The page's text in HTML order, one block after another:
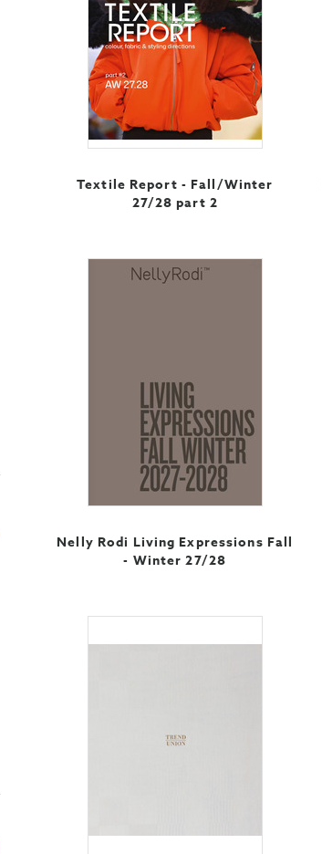
Textile Report - Fall/Winter
27/28 part 2
Nelly Rodi Living Expressions Fall
- Winter 27/28